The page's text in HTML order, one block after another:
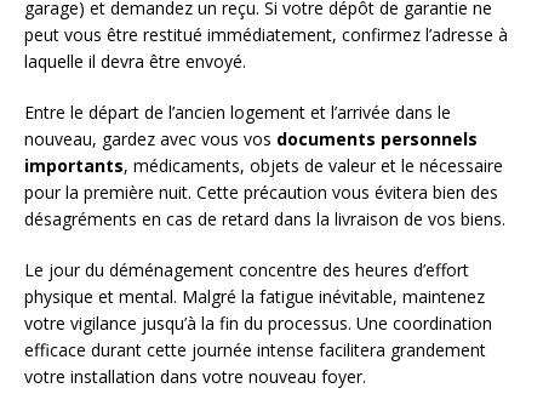
garage) et demandez un reçu. Si votre dépôt de garantie ne
peut vous être restitué immédiatement, confirmez l’adresse à
laquelle il devra être envoyé.
Entre le départ de l’ancien logement et l’arrivée dans le
nouveau, gardez avec vous vos documents personnels
importants, médicaments, objets de valeur et le nécessaire
pour la première nuit. Cette précaution vous évitera bien des
désagréments en cas de retard dans la livraison de vos biens.
Le jour du déménagement concentre des heures d’effort
physique et mental. Malgré la fatigue inévitable, maintenez
votre vigilance jusqu’à la fin du processus. Une coordination
efficace durant cette journée intense facilitera grandement
votre installation dans votre nouveau foyer.